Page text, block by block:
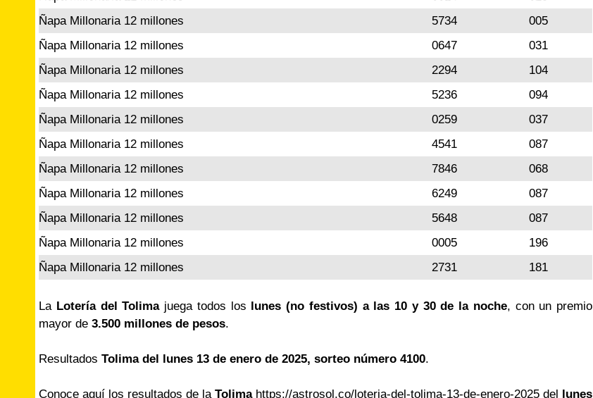
Ñapa Millonaria 12 millones
5734
005
Ñapa Millonaria 12 millones
0647
031
Ñapa Millonaria 12 millones
2294
104
Ñapa Millonaria 12 millones
5236
094
Ñapa Millonaria 12 millones
0259
037
Ñapa Millonaria 12 millones
4541
087
Ñapa Millonaria 12 millones
7846
068
Ñapa Millonaria 12 millones
6249
087
Ñapa Millonaria 12 millones
5648
087
Ñapa Millonaria 12 millones
0005
196
Ñapa Millonaria 12 millones
2731 181
La Lotería del Tolimajuega todos los lunes (no festivos) a las 10 y 30 de la noche, con un premio
mayor de 3.500 millones de pesos.
Resultados Tolima del lunes 13 de enero de 2025, sorteo número 4100.
Conoce aquí los resultados de laTolimahttps://astrosol.co/loteria-del-tolima-13-de-enero-2025 del lunes